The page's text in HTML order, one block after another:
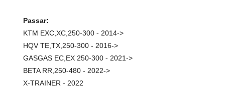
Passar:
KTM EXC,XC,250-300 - 2014->
HQV TE,TX,250-300 - 2016->
GASGAS EC,EX 250-300 - 2021->
BETA RR,250-480 - 2022->
X-TRAINER - 2022